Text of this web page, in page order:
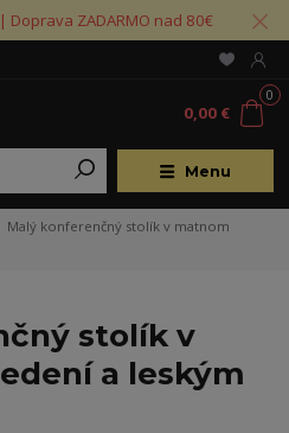
ZADARMO nad 80€
Menu
0
0,00 €
Malý konferenčný stolík v matnom
stolík v
a leským